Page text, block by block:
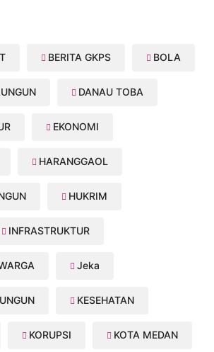
BERITA GKPS BOLA
DANAU TOBA
EKONOMI
HARANGGAOL
HUKRIM
INFRASTRUKTUR
Jeka
KESEHATAN
KORUPSI KOTA MEDAN